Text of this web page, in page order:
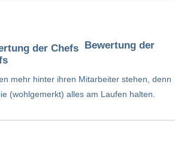
Bewertung der
mehr hinter ihren Mitarbeiter stehen, denn
(wohlgemerkt) alles am Laufen halten.